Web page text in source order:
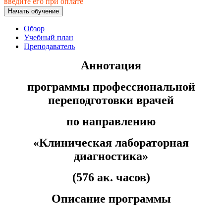
Начать обучение
Обзор
Учебный план
Преподаватель
Аннотация
программы профессиональной
переподготовки врачей
по направлению
«Клиническая лабораторная
диагностика»
(576 ак. часов)
Описание программы